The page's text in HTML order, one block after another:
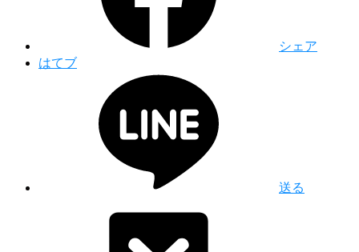
シェア
はてブ
送る